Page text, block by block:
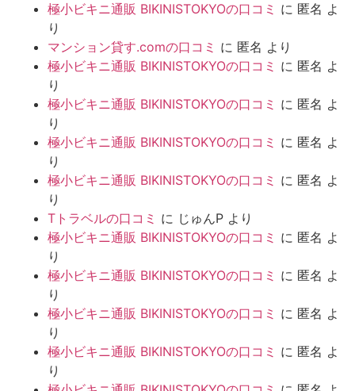
極小ビキニ通販 BIKINISTOKYOの口コミ に 匿名 よ
り
マンション貸す.comの口コミ に 匿名 より
極小ビキニ通販 BIKINISTOKYOの口コミ に 匿名 よ
り
極小ビキニ通販 BIKINISTOKYOの口コミ に 匿名 よ
り
極小ビキニ通販 BIKINISTOKYOの口コミ に 匿名 よ
り
極小ビキニ通販 BIKINISTOKYOの口コミ に 匿名 よ
り
Tトラベルの口コミ に じゅんP より
極小ビキニ通販 BIKINISTOKYOの口コミ に 匿名 よ
り
極小ビキニ通販 BIKINISTOKYOの口コミ に 匿名 よ
り
極小ビキニ通販 BIKINISTOKYOの口コミ に 匿名 よ
り
極小ビキニ通販 BIKINISTOKYOの口コミ に 匿名 よ
り